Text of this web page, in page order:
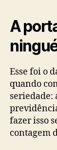
A
Esse foi o
quando
seriedade:
fazer isso
contagem